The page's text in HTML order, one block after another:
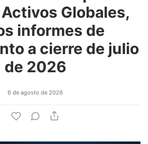
Globales,
informes de
a cierre de julio
de 2026
6 de agosto de 2026